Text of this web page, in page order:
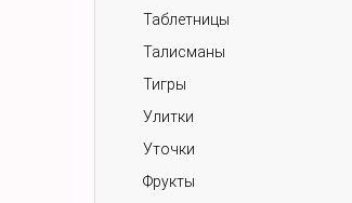
Таблетницы
Талисманы
Тигры
Улитки
Уточки
Фрукты